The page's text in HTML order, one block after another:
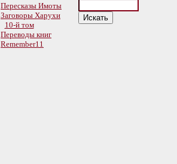
Пересказы Имоты
Заговоры Харухи
10-й том
Переводы книг
Remember11